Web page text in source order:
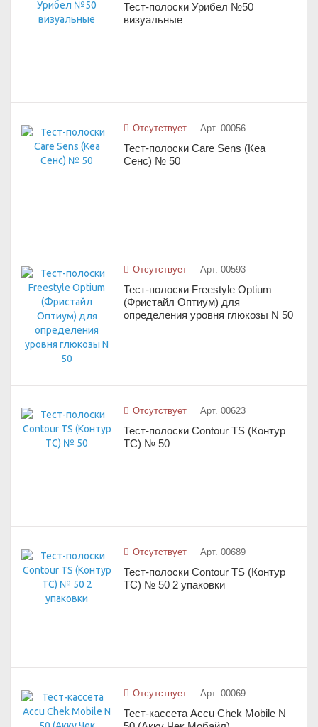
Тест-полоски Урибел №50
визуальные
Отсутствует Арт. 00056
Тест-полоски Care Sens (Кеа
Сенс) № 50
Отсутствует Арт. 00593
Тест-полоски Freestyle Optium
(Фристайл Оптиум) для
определения уровня глюкозы N 50
Отсутствует Арт. 00623
Тест-полоски Contour TS (Контур
ТС) № 50
Отсутствует Арт. 00689
Тест-полоски Contour TS (Контур
ТС) № 50 2 упаковки
Отсутствует Арт. 00069
Тест-кассета Accu Chek Mobile N